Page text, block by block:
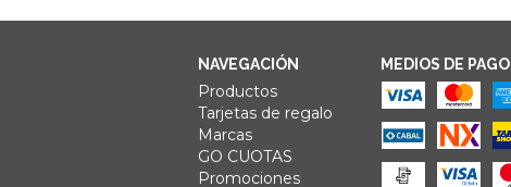
NAVEGACIÓN
Productos
Tarjetas de regalo
Marcas
GO CUOTAS
Promociones
MEDIOS DE PAGO